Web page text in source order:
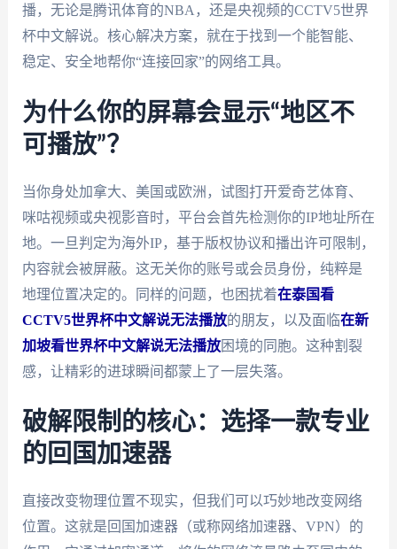
播，无论是腾讯体育的NBA，还是央视频的CCTV5世界
杯中文解说。核心解决方案，就在于找到一个能智能、
稳定、安全地帮你“连接回家”的网络工具。
为什么你的屏幕会显示“地区不
可播放”？
当你身处加拿大、美国或欧洲，试图打开爱奇艺体育、
咪咕视频或央视影音时，平台会首先检测你的IP地址所在
地。一旦判定为海外IP，基于版权协议和播出许可限制，
内容就会被屏蔽。这无关你的账号或会员身份，纯粹是
地理位置决定的。同样的问题，也困扰着在泰国看
CCTV5世界杯中文解说无法播放的朋友，以及面临在新
加坡看世界杯中文解说无法播放困境的同胞。这种割裂
感，让精彩的进球瞬间都蒙上了一层失落。
破解限制的核心：选择一款专业
的回国加速器
直接改变物理位置不现实，但我们可以巧妙地改变网络
位置。这就是回国加速器（或称网络加速器、VPN）的